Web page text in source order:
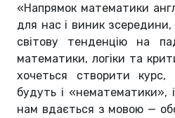
«Напрямок математики
для нас і виник
світову тенденцію на
математики, логіки та
хочеться створити
будуть і «нематематики», і
нам вдається з мовою —